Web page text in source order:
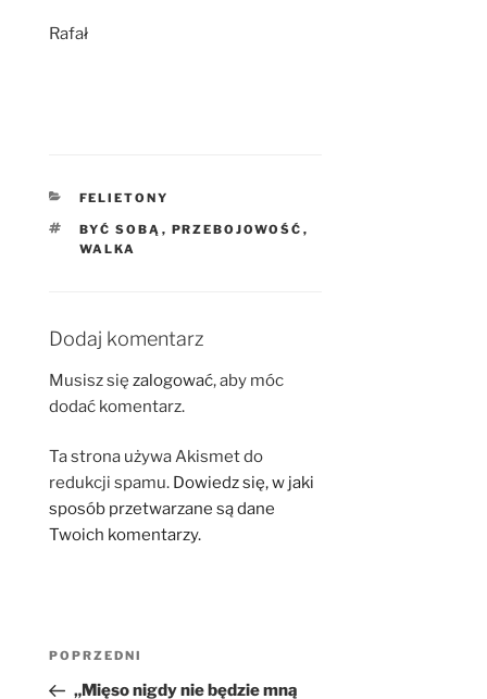
Rafał
KATEGORIE
FELIETONY
TAGI
BYĆ SOBĄ , PRZEBOJOWOŚĆ ,
WALKA
Dodaj komentarz
Musisz się zalogować, aby móc
dodać komentarz.
Ta strona używa Akismet do
redukcji spamu. Dowiedz się, w jaki
sposób przetwarzane są dane
Twoich komentarzy.
Nawigacja
Poprzedni
wpis
POPRZEDNI
„Mięso nigdy nie będzie mną